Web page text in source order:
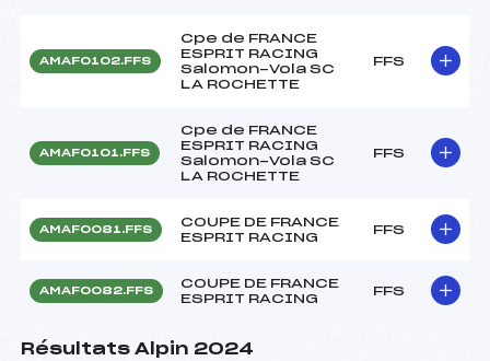
AMAF0102.FFS
Cpe de FRANCE
ESPRIT RACING
Salomon-Vola SC
LA ROCHETTE
FFS
AMAF0101.FFS
Cpe de FRANCE
ESPRIT RACING
Salomon-Vola SC
LA ROCHETTE
FFS
AMAF0081.FFS
COUPE DE FRANCE
ESPRIT RACING
FFS
AMAF0082.FFS
COUPE DE FRANCE
ESPRIT RACING
FFS
Résultats Alpin 2024